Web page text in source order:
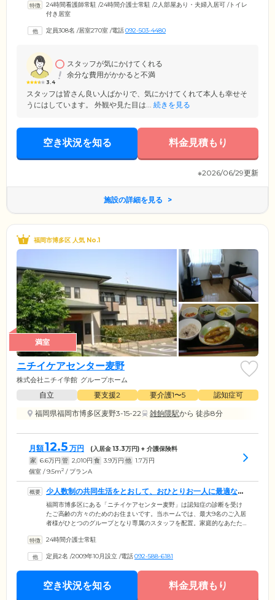
ご入居者様には「誰かがいつも近くにいる安心」を感じていただける体
制です。加えて、その方のこれまでの人生を尊重し、お一人おひとりの
ことは、スタッフが見守りながらご自分でやっていただくことで、自立
24時間看護師常駐 /24時間介護士常駐 /2人部屋あり・夫婦入居可 /トイレ
付き居室
定員308名 /居室270室 /電話092-503-4480
3.4
スタッフが気にかけてくれる
余分な費用がかかると不満
スタッフは皆さん良い人ばかりで、気にかけてくれて本人も幸せそ
うにはしています。 外観や見た目は... 続きを見る
空き状況を知る 料金見積もり
※2026/06/29更新
施設の詳細を見る
福岡市博多区 人気 No.1
満室
ニチイケアセンター麦野
株式会社ニチイ学館 グループホーム
自立 要支援2 要介護1〜5
認知症可
福岡県福岡市博多区麦野3-15-22
雑餉隈駅から 徒歩8分
月額12.5 万円 (入居金13.3万円) + 介護保険料
家 6.6万円 管 2,010円 食 3.9万円 他 1.7万円
個室 / 9.5m2 / プランA
少人数制の共同生活をとおして、おひとりお一人に最適なケ
アをご提供します
福岡市博多区にある「ニチイケアセンター麦野」は認知症の診断を受け
たご高齢の方々のためのお住まいです。当ホームでは、最大9名のご入居
者様がひとつのグループとなり専属のスタッフを配置。家庭的なあたた
濯、掃除などから得意なお仕事をお手伝いいただいております。日常を
くことにより、認知症の進行緩和を図っています。また、当ホームは西
日本鉄道「西鉄雑餉隈」駅より徒歩10分と好アクセス。玄関のすぐそば
楽しませてくれます。
24時間介護士常駐
定員2名 /2009年10月設立 /電話092-588-6181
空き状況を知る 料金見積もり